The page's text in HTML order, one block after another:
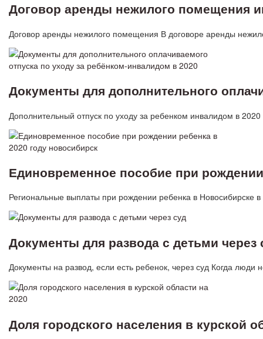
Договор аренды нежилого помещения
Договор аренды нежилого помещения В договоре аренды
Документы для дополнительного
Дополнительный отпуск по уходу за ребенком инвалидом в
Единовременное пособие при
Региональные выплаты при рождении ребенка в
Документы для развода с детьми через
Документы на развод, если есть ребенок, через суд Когда
Доля городского населения в курской